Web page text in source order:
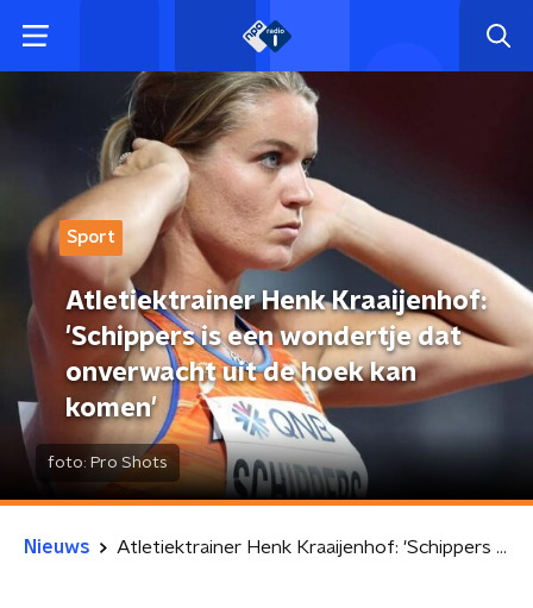
Sport
Atletiektrainer Henk Kraaijenhof:
'Schippers is een wondertje dat
onverwacht uit de hoek kan
komen'
foto: Pro Shots
Nieuws Atletiektrainer Henk Kraaijenhof: 'Schippers is een wondertje dat onverwacht uit de hoek kan komen'